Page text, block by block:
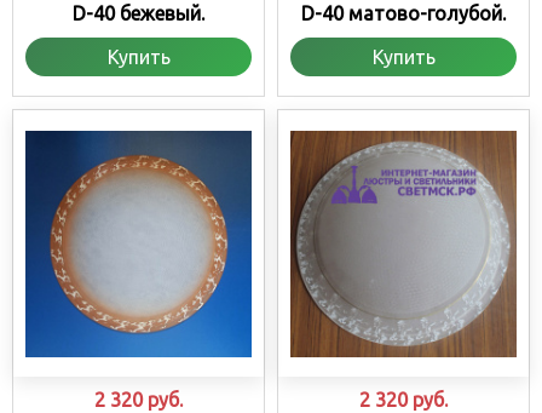
D-40 бежевый.
Купить
D-40 матово-голубой.
Купить
2 320 руб.
2 320 руб.